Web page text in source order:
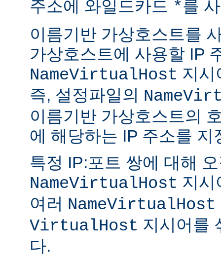
주소에 와일드카드 *를
이름기반 가상호스트를
가상호스트에 사용할 IP
NameVirtualHost 지
즉, 설정파일의
이름기반 가상호스트의
에 해당하는 IP 주소를 지
특정 IP:포트 쌍에 대해
NameVirtualHost 지시
여러 NameVirtualHost
VirtualHost 지시어를
다.